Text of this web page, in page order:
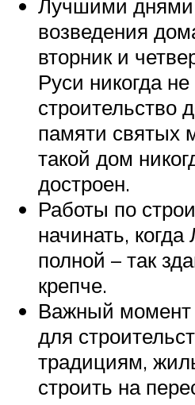
Лучшими днями
возведения
вторник и
Руси никогда
строительство
памяти святых
такой дом
достроен.
Работы по
начинать, когда
полной – так
крепче.
Важный
для
традициям,
строить на